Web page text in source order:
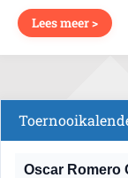
Lees meer >
Oscar Romero